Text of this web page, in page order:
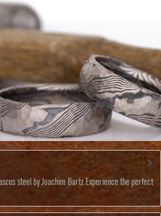
steel by Joachim Bartz Experience the perfect